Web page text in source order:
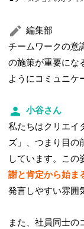
編集部
チームワークの意
の施策が重要にな
ようにコミュニケ
小谷さん
私たちはクリエイ
ズ」、つまり目の
しています。この
謝と肯定から始ま
発言しやすい雰囲
また、社員同士の